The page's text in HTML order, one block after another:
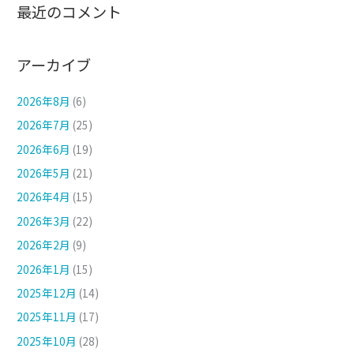
最近のコメント
アーカイブ
2026年8月 (6)
2026年7月 (25)
2026年6月 (19)
2026年5月 (21)
2026年4月 (15)
2026年3月 (22)
2026年2月 (9)
2026年1月 (15)
2025年12月 (14)
2025年11月 (17)
2025年10月 (28)